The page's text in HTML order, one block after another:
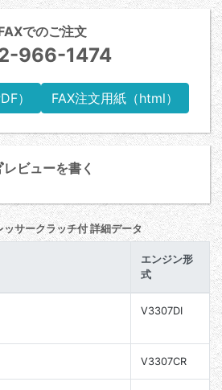
でのご注文
966-1474
） FAX注文用紙（html）
レビューを書く
サークラッチ付 詳細データ
エンジン形
式
V3307DI
V3307CR